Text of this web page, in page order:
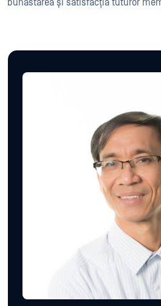
bunăstarea și satisfacția tuturor